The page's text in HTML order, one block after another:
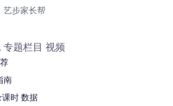
艺步家长帮
专题栏目 视频
南
时 数据